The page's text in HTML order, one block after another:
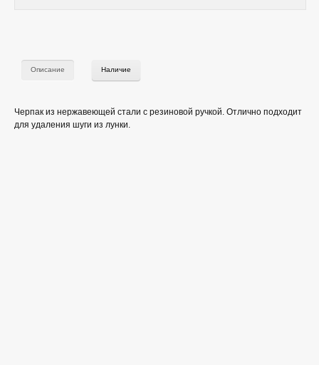
Описание Наличие
Черпак из нержавеющей стали с резиновой ручкой. Отлично подходит
для удаления шуги из лунки.